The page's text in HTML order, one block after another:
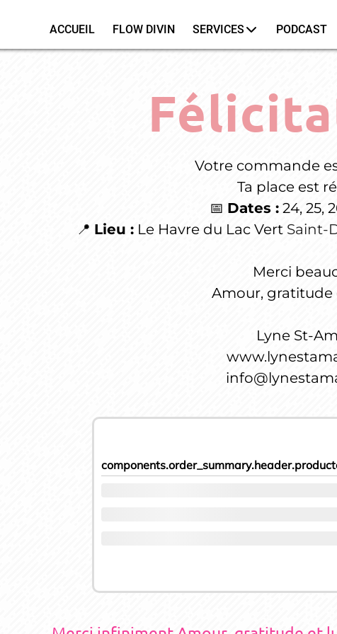
ACCUEIL FLOW DIVIN SERVICES PODCAST
Votre commande
Ta place est
📅 Dates :24, 25,
📍 Lieu : Le Havre du Lac Vert Saint-
Merci
Amour, gratitude
Lyne St-
components.order_summary.header.product